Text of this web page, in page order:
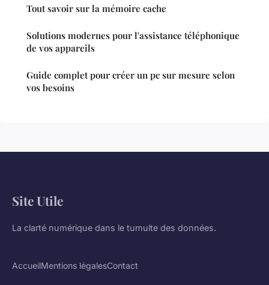
Tout savoir sur la mémoire cache
Solutions modernes pour l'assistance téléphonique
de vos appareils
Guide complet pour créer un pc sur mesure selon
vos besoins
Site Utile
La clarté numérique dans le tumulte des données.
AccueilMentions légalesContact